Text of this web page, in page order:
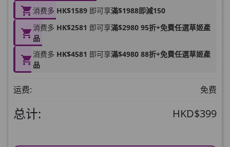
HKD$145
消费多 HK$1589 即可享滿$1988即減150
消费多 HK$2581 即可享滿$2980 95折+免費任選草姬產
品
消费多 HK$4581 即可享滿$4980 88折+免費任選草姬產
品
运费: 免费
总计: HKD$399